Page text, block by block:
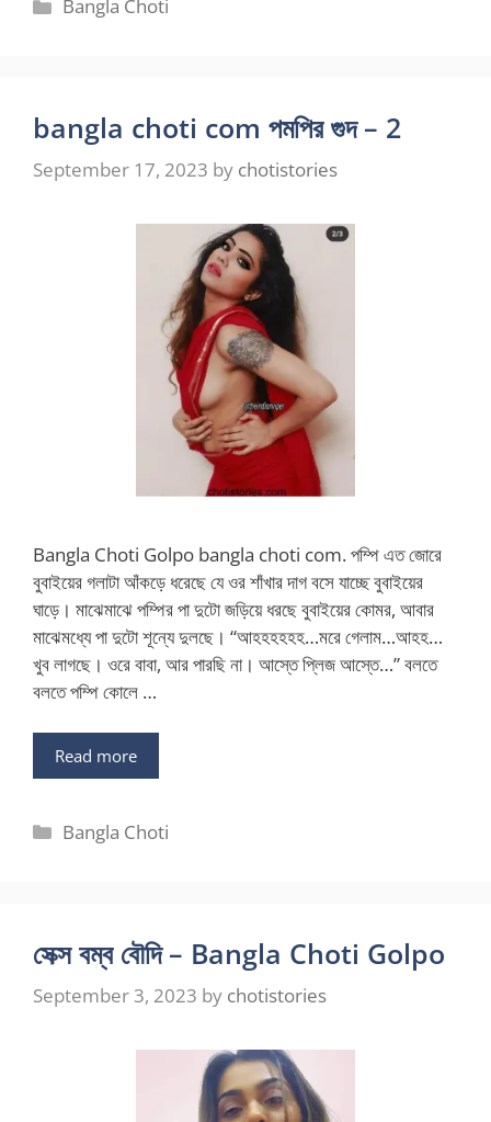
Bangla Choti
bangla choti com পমপির গুদ – 2
September 17, 2023 by chotistories
Bangla Choti Golpo bangla choti com. পম্পি এত জোরে
বুবাইয়ের গলাটা আঁকড়ে ধরেছে যে ওর শাঁখার দাগ বসে যাচ্ছে বুবাইয়ের
ঘাড়ে। মাঝেমাঝে পম্পির পা দুটো জড়িয়ে ধরছে বুবাইয়ের কোমর, আবার
মাঝেমধ্যে পা দুটো শূন্যে দুলছে। “আহহহহহহ…মরে গেলাম…আহহ…
খুব লাগছে। ওরে বাবা, আর পারছি না। আস্তে প্লিজ আস্তে…” বলতে
বলতে পম্পি কোলে …
Read more
Categories
Bangla Choti
সেক্স বম্ব বৌদি – Bangla Choti Golpo
September 3, 2023 by chotistories